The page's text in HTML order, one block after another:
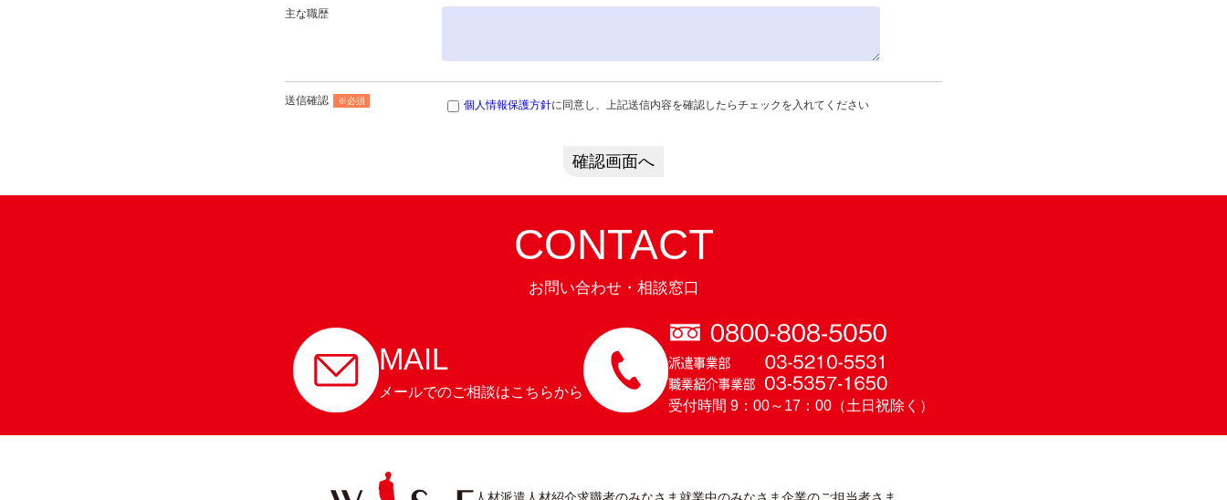
主な職歴
送信確認 ※必須 個人情報保護方針に同意し、上記送信内容を確認したらチェックを入れてください
確認画面へ
CONTACT
お問い合わせ・相談窓口
MAIL
メールでのご相談はこちらから
受付時間 9：00～17：00（土日祝除く）
人材派遣 人材紹介求職者のみなさま就業中のみなさま企業のご担当者さま